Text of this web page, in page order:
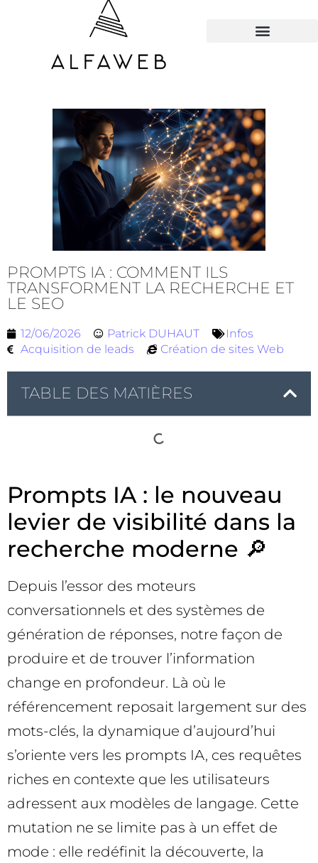
PROMPTS IA : COMMENT ILS
TRANSFORMENT LA RECHERCHE ET
LE SEO
12/06/2026 Patrick DUHAUT
Infos
Acquisition de leads
Création de sites Web
TABLE DES MATIÈRES
Prompts IA : le nouveau
levier de visibilité dans la
recherche moderne 🔎
Depuis l’essor des moteurs
conversationnels et des systèmes de
génération de réponses, notre façon de
produire et de trouver l’information
change en profondeur. Là où le
référencement reposait largement sur des
mots-clés, la dynamique d’aujourd’hui
s’oriente vers les prompts IA, ces requêtes
riches en contexte que les utilisateurs
adressent aux modèles de langage. Cette
mutation ne se limite pas à un effet de
mode : elle redéfinit la découverte, la